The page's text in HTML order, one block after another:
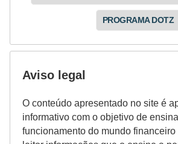
PROGRAMA DOTZ
Aviso legal
O conteúdo apresentado no site é
informativo com o objetivo de
funcionamento do mundo
r
c
o
m
p